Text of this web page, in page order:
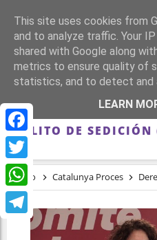
Facebook
Twitter
WhatsApp
Telegram
EL GOBIERNO
REFERÉNDUM Y
DELITO DE SEDICIÓN
Inicio Catalunya Proces
This site uses cookies from
and to analyze traffic. Your
shared with Google along
metrics to ensure quality of
statistics, and to detect and
LEARN